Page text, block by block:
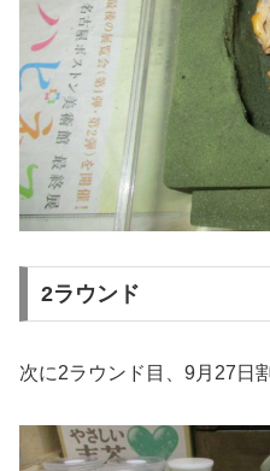
2ラウンド
次に2ラウンド目、9月27日